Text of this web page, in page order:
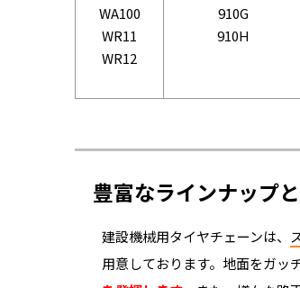
WA100
WR11
WR12
910G
910H
豊富なラインナップ
建設機械用タイヤチェーンは、
用意しております。地面をガッ